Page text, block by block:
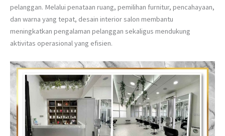
pelanggan. Melalui penataan ruang, pemilihan furnitur, pencahayaan,
dan warna yang tepat, desain interior salon membantu
meningkatkan pengalaman pelanggan sekaligus mendukung
aktivitas operasional yang efisien.